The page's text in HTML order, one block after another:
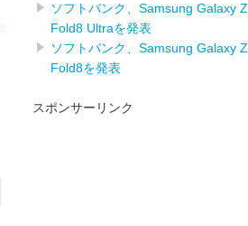
ソフトバンク、Samsung Galaxy Z
Fold8 Ultraを発表
ソフトバンク、Samsung Galaxy Z
Fold8を発表
スポンサーリンク